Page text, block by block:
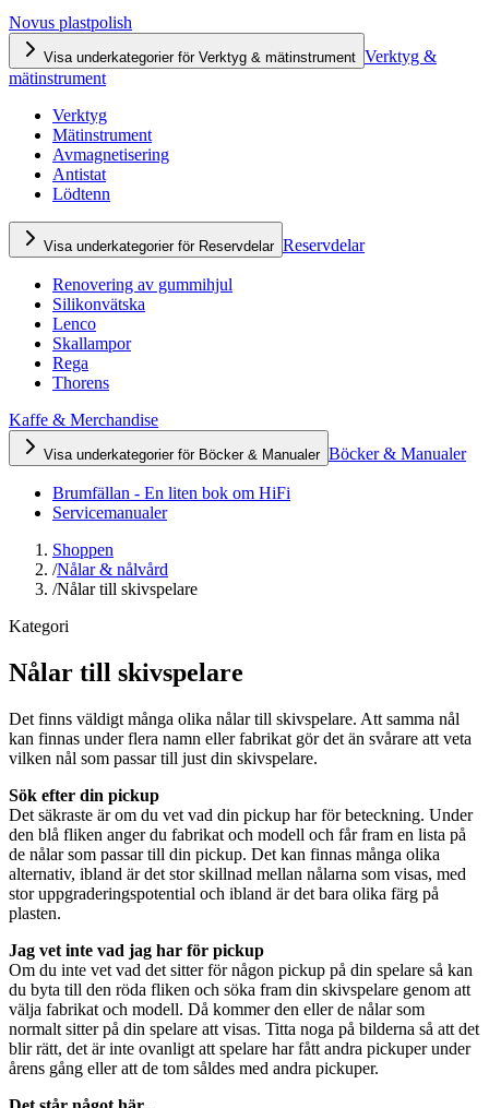
Novus plastpolish
Visa underkategorier för Verktyg & mätinstrument Verktyg &
mätinstrument
Verktyg
Mätinstrument
Avmagnetisering
Antistat
Lödtenn
Visa underkategorier för Reservdelar Reservdelar
Renovering av gummihjul
Silikonvätska
Lenco
Skallampor
Rega
Thorens
Kaffe & Merchandise
Visa underkategorier för Böcker & Manualer Böcker & Manualer
Brumfällan - En liten bok om HiFi
Servicemanualer
Shoppen
/Nålar & nålvård
/Nålar till skivspelare
Kategori
Nålar till skivspelare
Det finns väldigt många olika nålar till skivspelare. Att samma nål
kan finnas under flera namn eller fabrikat gör det än svårare att veta
vilken nål som passar till just din skivspelare.
Sök efter din pickup
Det säkraste är om du vet vad din pickup har för beteckning. Under
den blå fliken anger du fabrikat och modell och får fram en lista på
de nålar som passar till din pickup. Det kan finnas många olika
alternativ, ibland är det stor skillnad mellan nålarna som visas, med
stor uppgraderingspotential och ibland är det bara olika färg på
plasten.
Jag vet inte vad jag har för pickup
Om du inte vet vad det sitter för någon pickup på din spelare så kan
du byta till den röda fliken och söka fram din skivspelare genom att
välja fabrikat och modell. Då kommer den eller de nålar som
normalt sitter på din spelare att visas. Titta noga på bilderna så att det
blir rätt, det är inte ovanligt att spelare har fått andra pickuper under
årens gång eller att de tom såldes med andra pickuper.